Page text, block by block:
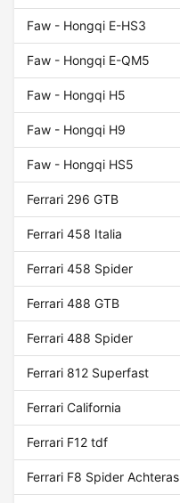
Faw - Hongqi E-HS3
Faw - Hongqi E-QM5
Faw - Hongqi H5
Faw - Hongqi H9
Faw - Hongqi HS5
Ferrari 296 GTB
Ferrari 458 Italia
Ferrari 458 Spider
Ferrari 488 GTB
Ferrari 488 Spider
Ferrari 812 Superfast
Ferrari California
Ferrari F12 tdf
Ferrari F8 Spider Achteras